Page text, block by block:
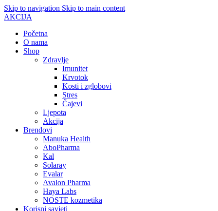
Skip to navigation Skip to main content
AKCIJA
Početna
O nama
Shop
Zdravlje
Imunitet
Krvotok
Kosti i zglobovi
Stres
Čajevi
Ljepota
Akcija
Brendovi
Manuka Health
AboPharma
Kal
Solaray
Evalar
Avalon Pharma
Haya Labs
NOSTE kozmetika
Korisni savjeti